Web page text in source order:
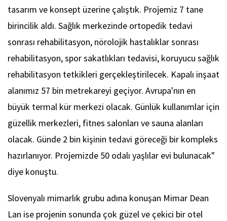
tasarım ve konsept üzerine çalıştık. Projemiz 7 tane
birincilik aldı. Sağlık merkezinde ortopedik tedavi
sonrası rehabilitasyon, nörolojik hastalıklar sonrası
rehabilitasyon, spor sakatlıkları tedavisi, koruyucu sağlık
rehabilitasyon tetkikleri gerçekleştirilecek. Kapalı inşaat
alanımız 57 bin metrekareyi geçiyor. Avrupa'nın en
büyük termal kür merkezi olacak. Günlük kullanımlar için
güzellik merkezleri, fitnes salonları ve sauna alanları
olacak. Günde 2 bin kişinin tedavi göreceği bir kompleks
hazırlanıyor. Projemizde 50 odalı yaşlılar evi bulunacak"
diye konuştu.
Slovenyalı mimarlık grubu adına konuşan Mimar Dean
Lan ise projenin sonunda çok güzel ve çekici bir otel